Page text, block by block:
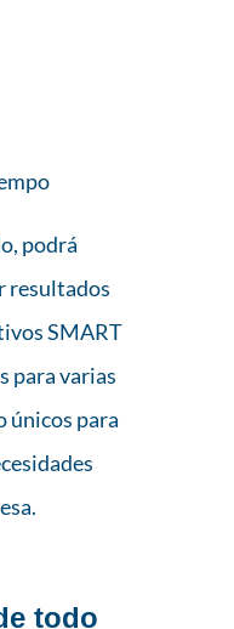
podrá
resultados
SMART
para varias
únicos para
todo